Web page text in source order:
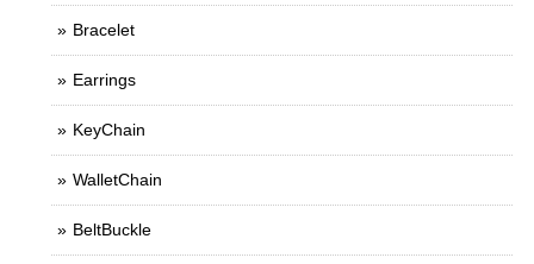
Bracelet
Earrings
KeyChain
WalletChain
BeltBuckle